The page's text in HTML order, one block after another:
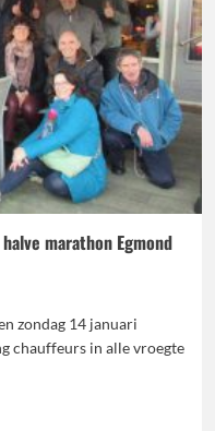
marathon Egmond
zondag 14 januari
chauffeurs in alle vroegte